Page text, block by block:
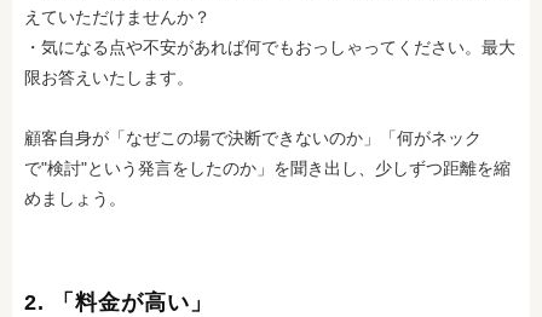
えていただけませんか？
・気になる点や不安があれば何でもおっしゃってください。最大
限お答えいたします。
顧客自身が「なぜこの場で決断できないのか」「何がネック
で"検討"という発言をしたのか」を聞き出し、少しずつ距離を縮
めましょう。
2. 「料金が高い」